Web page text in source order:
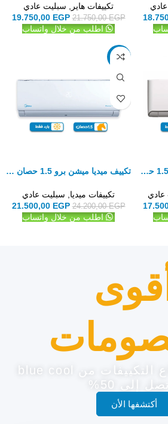
تكييفات هاير سبليت عادي
21.750,00EGP
19.750,00 EGP
اطلب من خلال واتساب
تكييف فري اير نيو ريلاكس 1.5 حصان بارد فقط – سبليت
عادي
-11%
تكييف ميديا ميشن برو 1.5 حصان بارد فقط – سبليت
تكييفات ميديا سبليت عادي
24.200,00EGP
21.500,00 EGP
اطلب من خلال واتساب
أقوى
على جميع انواع التكييفات من blue cool
إلى 50%
أكتشفها الأن